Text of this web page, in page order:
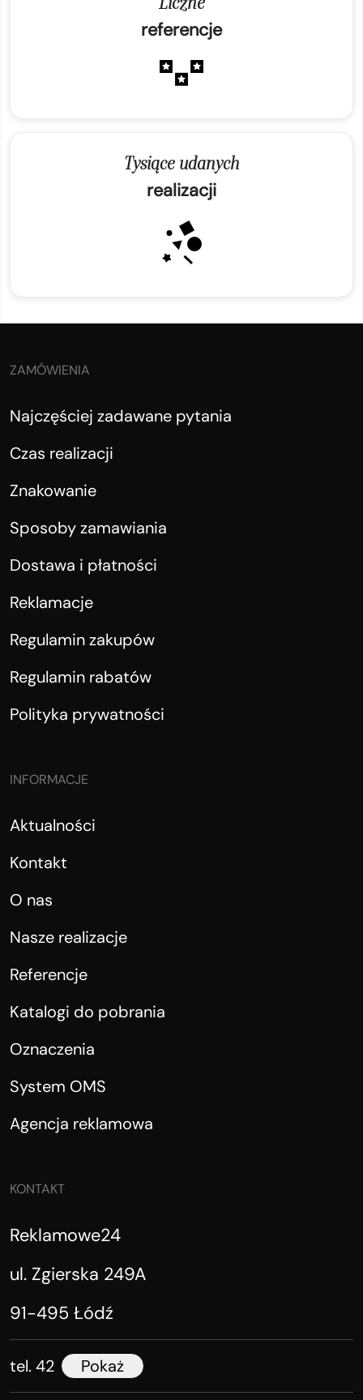
referencje
Tysiące udanych
realizacji
ZAMÓWIENIA
Najczęściej zadawane pytania
Czas realizacji
Znakowanie
Sposoby zamawiania
Dostawa i płatności
Reklamacje
Regulamin zakupów
Regulamin rabatów
Polityka prywatności
INFORMACJE
Aktualności
Kontakt
O nas
Nasze realizacje
Referencje
Katalogi do pobrania
Oznaczenia
System OMS
Agencja reklamowa
KONTAKT
Reklamowe24
ul. Zgierska 249A
91-495 Łódź
tel. 42 Pokaż